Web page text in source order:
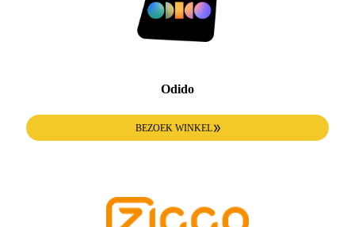
Odido
BEZOEK WINKEL